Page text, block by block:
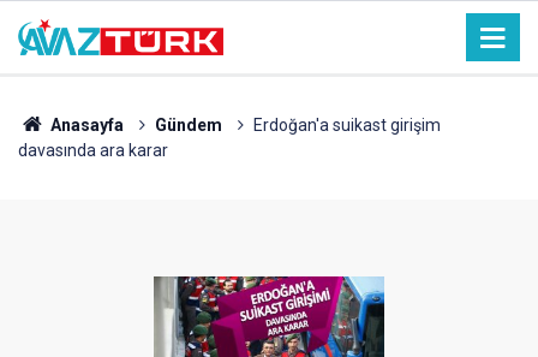
Anasayfa Gündem
Erdoğan'a suikast girişim
davasında ara karar